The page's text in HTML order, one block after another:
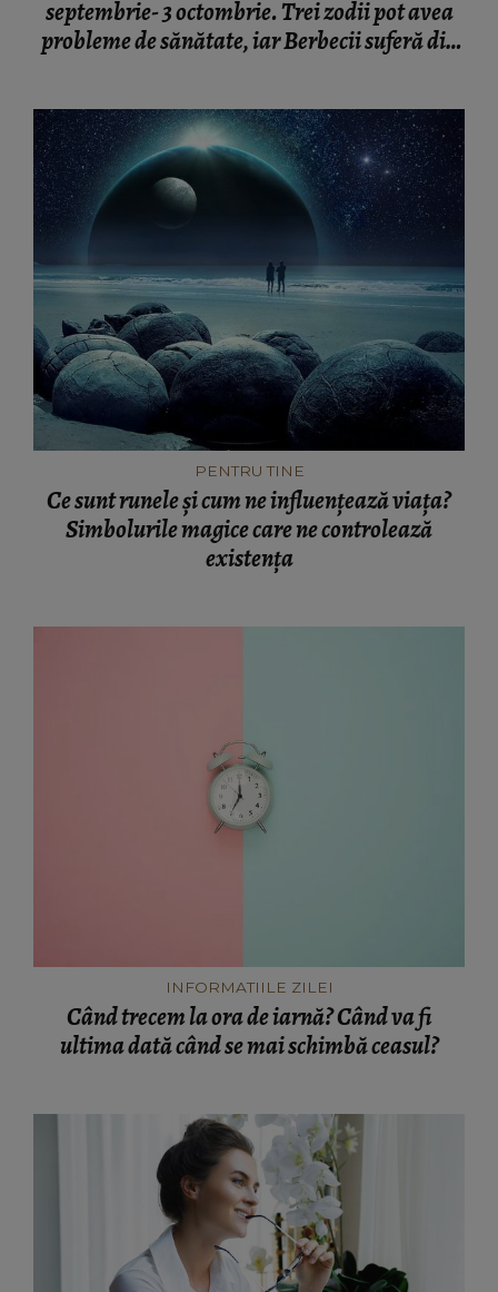
septembrie- 3 octombrie. Trei zodii pot avea
probleme de sănătate, iar Berbecii suferă din
PENTRU TINE
Ce sunt runele și cum ne influențează viața?
Simbolurile magice care ne controlează
existența
INFORMATIILE ZILEI
Când trecem la ora de iarnă? Când va fi
ultima dată când se mai schimbă ceasul?